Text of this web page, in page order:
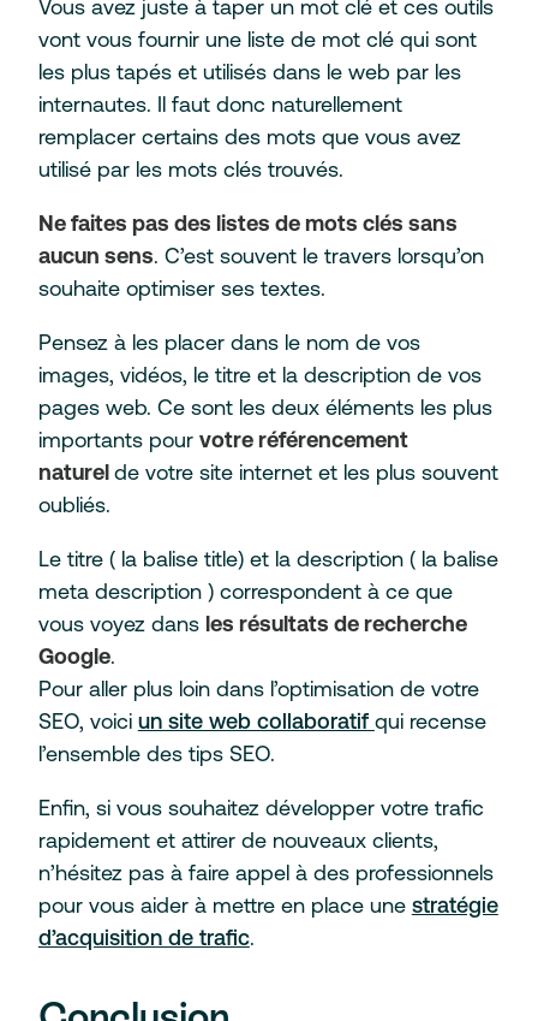
Vous avez juste à taper un mot clé et ces outils
vont vous fournir une liste de mot clé qui sont
les plus tapés et utilisés dans le web par les
internautes. Il faut donc naturellement
remplacer certains des mots que vous avez
utilisé par les mots clés trouvés.
Ne faites pas des listes de mots clés sans
aucun sens. C’est souvent le travers lorsqu’on
souhaite optimiser ses textes.
Pensez à les placer dans le nom de vos
images, vidéos, le titre et la description de vos
pages web. Ce sont les deux éléments les plus
importants pour votre référencement
naturelde votre site internet et les plus souvent
oubliés.
Le titre ( la balise title) et la description ( la balise
meta description ) correspondent à ce que
vous voyez dans les résultats de recherche
Google.
Pour aller plus loin dans l’optimisation de votre
SEO, voici un site web collaboratif qui recense
l’ensemble des tips SEO.
Enfin, si vous souhaitez développer votre trafic
rapidement et attirer de nouveaux clients,
n’hésitez pas à faire appel à des professionnels
pour vous aider à mettre en place une stratégie
d’acquisition de trafic.